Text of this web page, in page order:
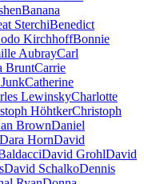
Banana
SterchiBenedict
KirchhoffBonnie
AubrayCarl
BruntCarrie
Catherine
LewinskyCharlotte
HöhtkerChristoph
BrownDaniel
Dara HornDavid
David GrohlDavid
David SchalkoDennis